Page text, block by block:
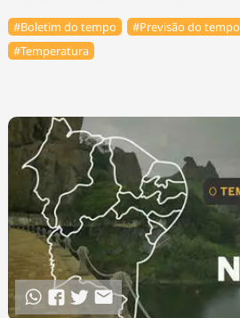
#Boletim do tempo #Previsão do tempo
#Temperatura